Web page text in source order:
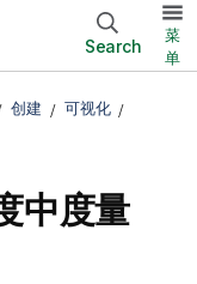
Search
菜
单
创建
可视化
中度量